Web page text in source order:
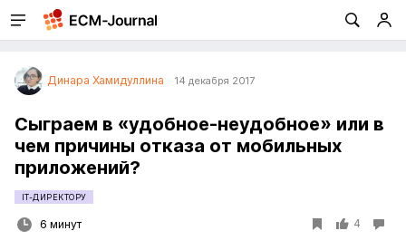
Динара Хамидуллина 14 декабря 2017
Сыграем в «удобное-неудобное» или в
чем причины отказа от мобильных
приложений?
IT-ДИРЕКТОРУ
6 минут 4